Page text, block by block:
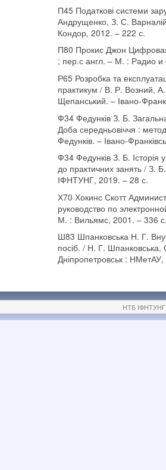
П45 Податкові системи
Андрущенко, З. С.
Кондор, 2012. – 222 с.
П80 Прокис Джон
; пер.с англ. – М. : Радио и
Р65 Розробка та
практикум / В. Р. Возний,
Щепанський. – Івано-
Ф34 Федунків З. Б. Загальна
Доба середньовіччя :
Федунків. – Івано-
Ф34 Федунків З. Б. Історія
до практичних занять / З.
ІФНТУНГ, 2019. – 28 с.
Х70 Хокинс Скотт
руководство по
М. : Вильямс, 2001. – 336
Ш83 Шпанковська Н. Г.
посіб. / Н. Г.
Дніпропетровськ :
НТБ ІФНТУНГ